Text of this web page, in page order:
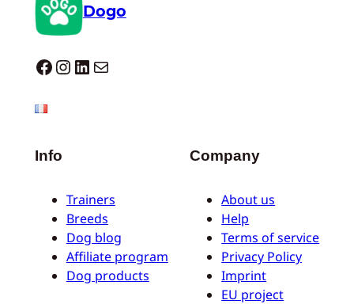
Dogo
Dogo facebook InstagramLinkedIn E-Mail
Info
Trainers
Breeds
Dog blog
Affiliate program
Dog products
Company
About us
Help
Terms of service
Privacy Policy
Imprint
EU project